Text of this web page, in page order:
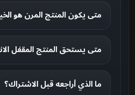
متى يكون المنتج المرن هو
متى يستحق المنتج المقفل
ما الذي أراجعه قبل الاشتراك؟